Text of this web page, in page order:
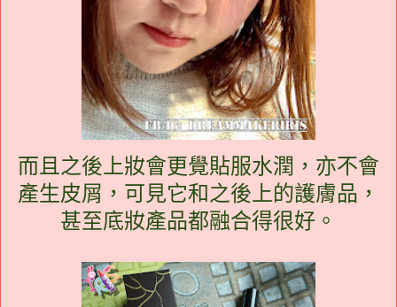
而且之後上妝會更覺貼服水潤，亦不會
產生皮屑，可見它和之後上的護膚品，
甚至底妝產品都融合得很好。